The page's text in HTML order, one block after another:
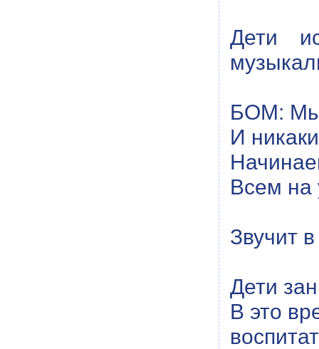
Дети
БОМ: Мы
И
Всем на
Звучит
Дети
В это